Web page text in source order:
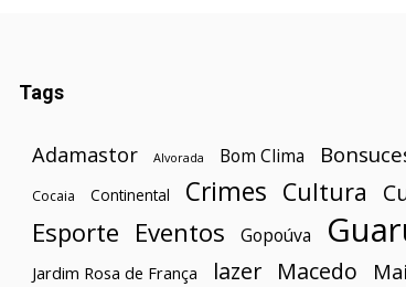
Tags
Adamastor Alvorada Bom Clima
Cocaia Continental Crimes Cultura
Esporte Eventos Gopoúva
Jardim Rosa de França lazer Macedo